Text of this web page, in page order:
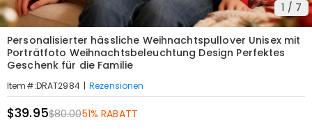
1 / 7
Personalisierter hässliche Weihnachtspullover Unisex mit
Porträtfoto Weihnachtsbeleuchtung Design Perfektes
Geschenk für die Familie
Item#:DRAT2984 | Rezensionen
$39.95$80.0051% RABATT